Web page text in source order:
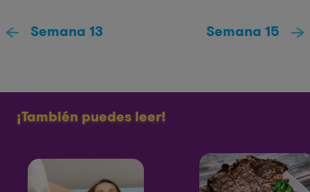
Semana 13 Semana 15
¡También puedes leer!